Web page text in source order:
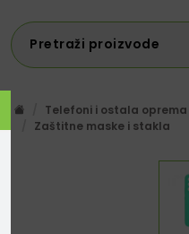
Telefoni i ostala oprema
Zaštitne maske i stakla